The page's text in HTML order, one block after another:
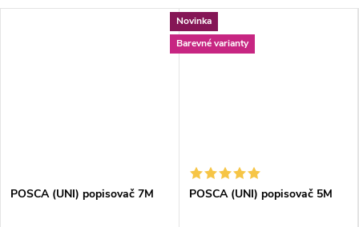
POSCA (UNI) popisovač 7M
Novinka
Barevné varianty
POSCA (UNI) popisovač 5M